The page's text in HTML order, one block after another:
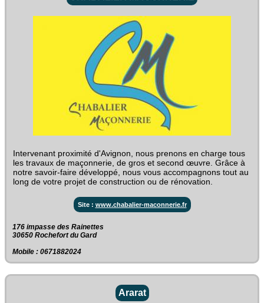
Intervenant proximité d'Avignon, nous prenons en charge tous
les travaux de maçonnerie, de gros et second œuvre. Grâce à
notre savoir-faire développé, nous vous accompagnons tout au
long de votre projet de construction ou de rénovation.
Site : www.chabalier-maconnerie.fr
176 impasse des Rainettes‎
30650 Rochefort du Gard
Mobile : 0671882024
Ararat